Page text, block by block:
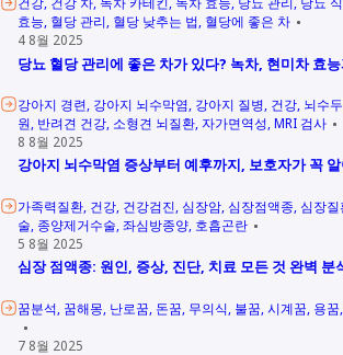
효능 혈당 관리 혈당 낮추는 법 혈당에 좋은 차
4 8월 2025
당뇨 혈당 관리에 좋은 차가 있다? 녹차, 현미차 효
강아지 경련 강아지 뇌수막염 강아지 질병 건강 뇌수
원 반려견 건강 소형견 뇌질환 자가면역성 MRI 검사
8 8월 2025
강아지 뇌수막염 증상부터 예후까지, 보호자가 꼭
가족력질환 건강 건강검진 심장암 심장점액종 심장질
술 종양제거수술 좌심방종양 호흡곤란
5 8월 2025
심장 점액종: 원인, 증상, 진단, 치료 모든 것 완벽 분
꿈분석 꿈해몽 난로꿈 돈꿈 무의식 불꿈 시계꿈 용꿈
7 8월 2025